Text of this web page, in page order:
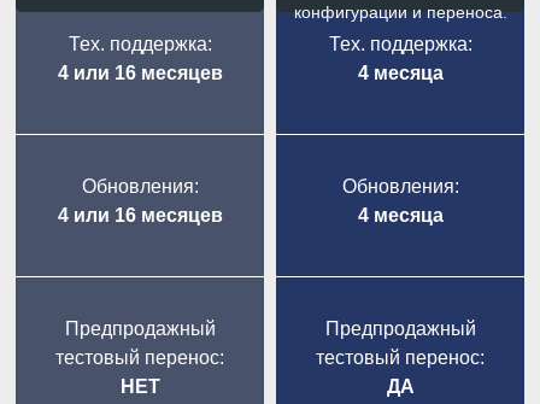
Тех. поддержка:
4 или 16 месяцев
Обновления:
4 или 16 месяцев
Предпродажный
тестовый перенос:
НЕТ
конфигурации и переноса.
Тех. поддержка:
4 месяца
Обновления:
4 месяца
Предпродажный
тестовый перенос:
ДА